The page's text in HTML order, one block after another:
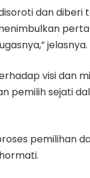
dan
jelasnya.
visi dan
pemilih sejati
pemilihan